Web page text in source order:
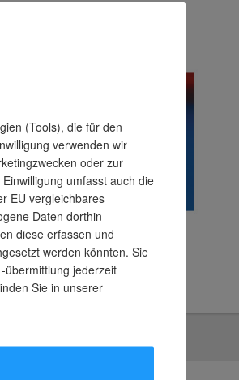
(Tools), die für den
verwenden wir
oder zur
umfasst auch die
EU vergleichbares
Daten dorthin
diese erfassen und
werden könnten. Sie
übermittlung jederzeit
Sie in unserer